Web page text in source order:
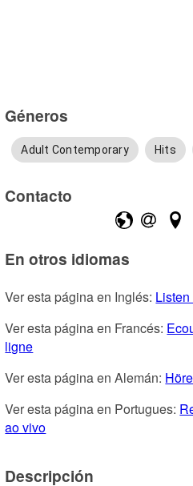
Géneros
Adult Contemporary Hits
Contacto
En otros idiomas
Ver esta página en Inglés:
Ver esta página en Francés:
ligne
Ver esta página en Alemán:
Ver esta página en Portugues:
ao vivo
Descripción